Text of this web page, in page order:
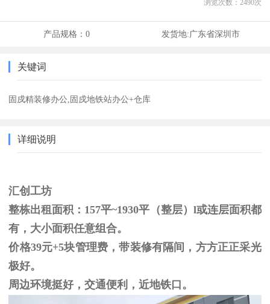
浏览次数： 2490次
产品规格：0 发货地:广东省深圳市
关键词
固戍精装修办公,固戍地铁站办公+仓库
详细说明
汇创工坊
整栋出租面积：157平~1930平（整层）l或连层面积都
有，大小面积任意组合。
价格39元+5块管理费，带装修有隔间，方方正正采光
极好。
周边环境挺好，交通便利，近地铁口。